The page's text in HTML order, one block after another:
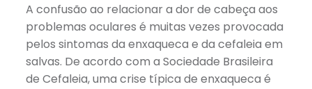
A confusão ao relacionar a dor de cabeça aos
problemas oculares é muitas vezes provocada
pelos sintomas da enxaqueca e da cefaleia em
salvas. De acordo com a Sociedade Brasileira
de Cefaleia, uma crise típica de enxaqueca é